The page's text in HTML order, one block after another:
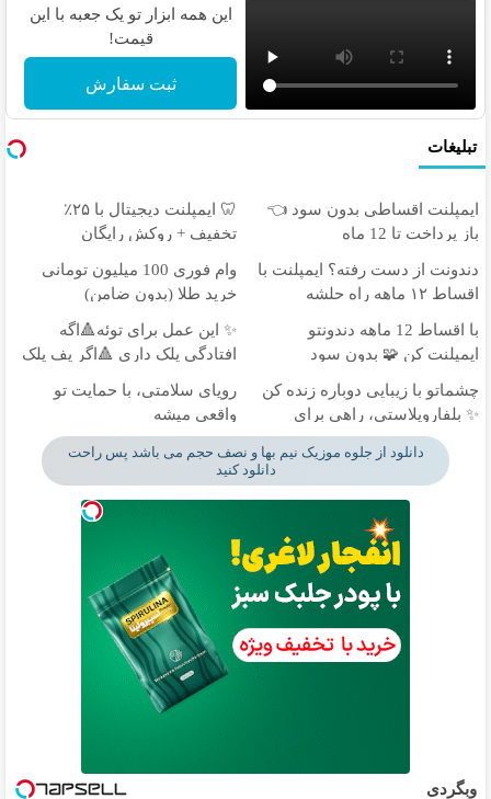
این همه ابزار تو یک جعبه با این
قیمت!
ثبت سفارش
تبلیغات
ایمپلنت اقساطی بدون سود 👈
باز پرداخت تا 12 ماه
🦷 ایمپلنت دیجیتال با ۲۵٪
تخفیف + روکش رایگان
دندونت از دست رفته؟ ایمپلنت با
اقساط ۱۲ ماهه راه حلشه
وام فوری 100 میلیون تومانی
خرید طلا (بدون ضامن)
با اقساط 12 ماهه دندونتو
ایمپلنت کن 🧩 بدون سود
✨ این عمل برای توئه🔺اگه
افتادگی پلک داری 🔺اگر پف پلک
چشماتو با زیبایی دوباره زنده کن
✨ بلفاروپلاستی، راهی برای
جوان‌تر شدن
رویای سلامتی، با حمایت تو
واقعی میشه
دانلود از جلوه موزیک نیم بها و نصف حجم می باشد پس راحت
دانلود کنید
وبگردی